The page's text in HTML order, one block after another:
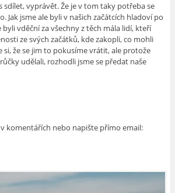
sdílet, vyprávět. Že je v tom taky potřeba se
Jak jsme ale byli v našich začátcích hladoví po
vděční za všechny z těch mála lidí, kteří
ze svých začátků, kde zakopli, co mohli
si, že se jim to pokusíme vrátit, ale protože
udělali, rozhodli jsme se předat naše
komentářích nebo napište přímo email: